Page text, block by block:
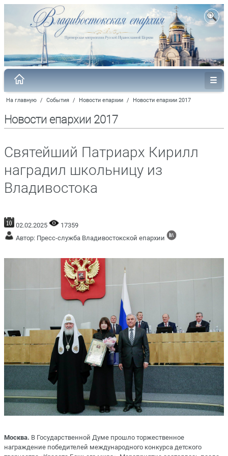
На главную / События / Новости епархии / Новости епархии 2017
Новости епархии 2017
Святейший Патриарх Кирилл
наградил школьницу из
Владивостока
02.02.2025
17359
Автор: Пресс-служба Владивостокской епархии
Москва. В Государственной Думе прошло торжественное
награждение победителей международного конкурса детского